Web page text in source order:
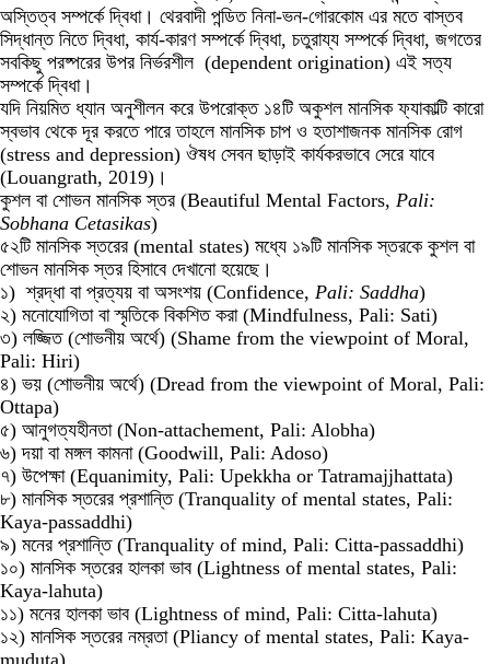
অস্তিত্ব সম্পর্কে দ্বিধা। থেরবাদী পন্ডিত নিনা-ভন-গোরকোম এর মতে বাস্তব
সিদ্ধান্ত নিতে দ্বিধা, কার্য-কারণ সম্পর্কে দ্বিধা, চতুরায্য সম্পর্কে দ্বিধা, জগতের
সবকিছু পরষ্পরের উপর নির্ভরশীল (dependent origination) এই সত্য
সম্পর্কে দ্বিধা।
যদি নিয়মিত ধ্যান অনুশীলন করে উপরোক্ত ১৪টি অকুশল মানসিক ফ্যাকাল্টি কারো
স্বভাব থেকে দূর করতে পারে তাহলে মানসিক চাপ ও হতাশাজনক মানসিক রোগ
(stress and depression) ঔষধ সেবন ছাড়াই কার্যকরভাবে সেরে যাবে
(Louangrath, 2019)।
কুশল বা শোভন মানসিক স্তর (Beautiful Mental Factors, Pali:
Sobhana Cetasikas)
৫২টি মানসিক স্তরের (mental states) মধ্যে ১৯টি মানসিক স্তরকে কুশল বা
শোভন মানসিক স্তর হিসাবে দেখানো হয়েছে।
১) শ্রদ্ধা বা প্রত্যয় বা অসংশয় (Confidence, Pali: Saddha)
২) মনোযোগিতা বা স্মৃতিকে বিকশিত করা (Mindfulness, Pali: Sati)
৩) লজ্জিত (শোভনীয় অর্থে) (Shame from the viewpoint of Moral,
Pali: Hiri)
৪) ভয় (শোভনীয় অর্থে) (Dread from the viewpoint of Moral, Pali:
Ottapa)
৫) আনুগত্যহীনতা (Non-attachement, Pali: Alobha)
৬) দয়া বা মঙ্গল কামনা (Goodwill, Pali: Adoso)
৭) উপেক্ষা (Equanimity, Pali: Upekkha or Tatramajjhattata)
৮) মানসিক স্তরের প্রশান্তি (Tranquality of mental states, Pali:
Kaya-passaddhi)
৯) মনের প্রশান্তি (Tranquality of mind, Pali: Citta-passaddhi)
১০) মানসিক স্তরের হালকা ভাব (Lightness of mental states, Pali:
Kaya-lahuta)
১১) মনের হালকা ভাব (Lightness of mind, Pali: Citta-lahuta)
১২) মানসিক স্তরের নম্রতা (Pliancy of mental states, Pali: Kaya-